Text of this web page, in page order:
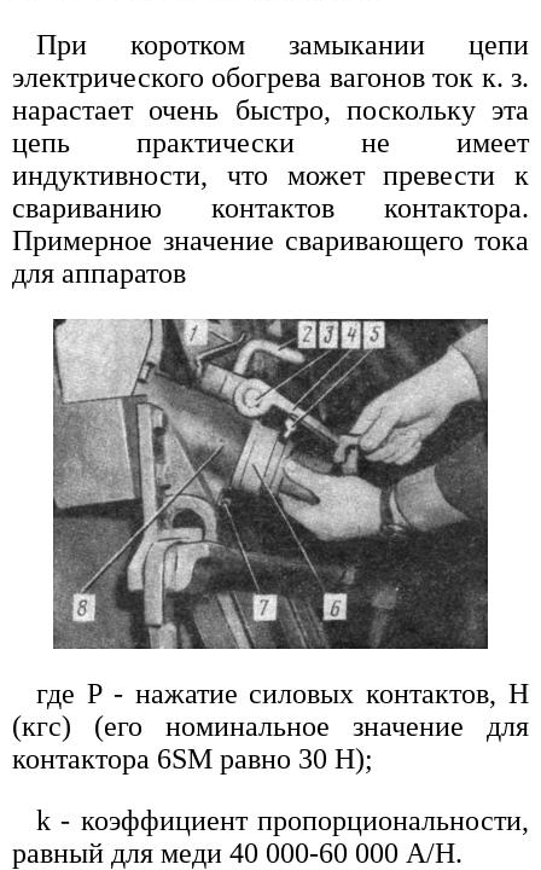
При коротком замыкании цепи
электрического обогрева вагонов ток к. з.
нарастает очень быстро, поскольку эта
цепь практически не имеет
индуктивности, что может превести к
свариванию контактов контактора.
Примерное значение сваривающего тока
для аппаратов
где P - нажатие силовых контактов, H
(кгс) (его номинальное значение для
контактора 6SM равно 30 Н);
k - коэффициент пропорциональности,
равный для меди 40 000-60 000 A/H.